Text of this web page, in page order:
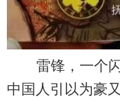
雷锋，一个
中国人引以为豪